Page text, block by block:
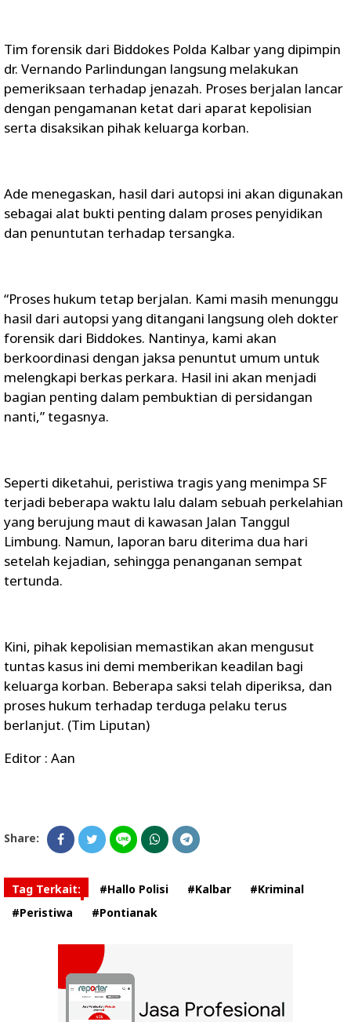
Tim forensik dari Biddokes Polda Kalbar yang dipimpin
dr. Vernando Parlindungan langsung melakukan
pemeriksaan terhadap jenazah. Proses berjalan lancar
dengan pengamanan ketat dari aparat kepolisian
serta disaksikan pihak keluarga korban.
Ade menegaskan, hasil dari autopsi ini akan digunakan
sebagai alat bukti penting dalam proses penyidikan
dan penuntutan terhadap tersangka.
“Proses hukum tetap berjalan. Kami masih menunggu
hasil dari autopsi yang ditangani langsung oleh dokter
forensik dari Biddokes. Nantinya, kami akan
berkoordinasi dengan jaksa penuntut umum untuk
melengkapi berkas perkara. Hasil ini akan menjadi
bagian penting dalam pembuktian di persidangan
nanti,” tegasnya.
Seperti diketahui, peristiwa tragis yang menimpa SF
terjadi beberapa waktu lalu dalam sebuah perkelahian
yang berujung maut di kawasan Jalan Tanggul
Limbung. Namun, laporan baru diterima dua hari
setelah kejadian, sehingga penanganan sempat
tertunda.
Kini, pihak kepolisian memastikan akan mengusut
tuntas kasus ini demi memberikan keadilan bagi
keluarga korban. Beberapa saksi telah diperiksa, dan
proses hukum terhadap terduga pelaku terus
berlanjut. (Tim Liputan)
Editor : Aan
Share:
Tag Terkait: #Hallo Polisi #Kalbar
#Kriminal
#Peristiwa
#Pontianak